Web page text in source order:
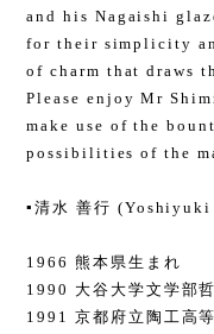
and his Nagaishi
for their simplicity
of charm that draws
Please enjoy Mr
make use of the
possibilities of the
▪️清水 善行
1966 熊本県生まれ
1990 大谷大学文学部
1991 京都府立陶工高